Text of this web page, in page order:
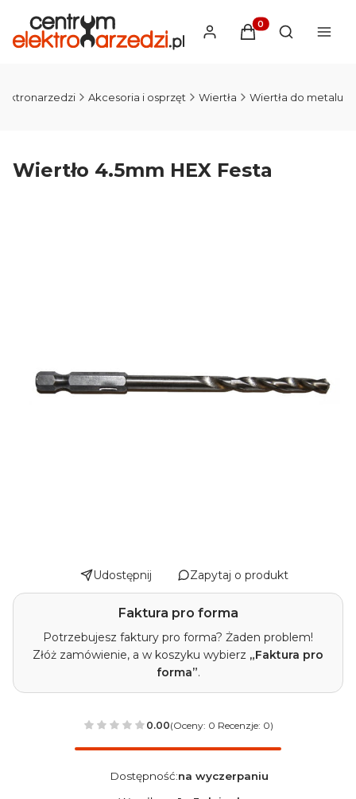
Produkty w
Otwórz
Akcesoria i osprzęt Wiertła Wiertła do metalu
Wiertło 4.5mm HEX Festa
Udostępnij Zapytaj o produkt
Faktura pro forma
Potrzebujesz faktury pro forma? Żaden problem!
Złóż zamówienie, a w koszyku wybierz „Faktura pro
forma”.
0.00(Oceny: 0 Recenzje: 0)
Dostępność:na wyczerpaniu